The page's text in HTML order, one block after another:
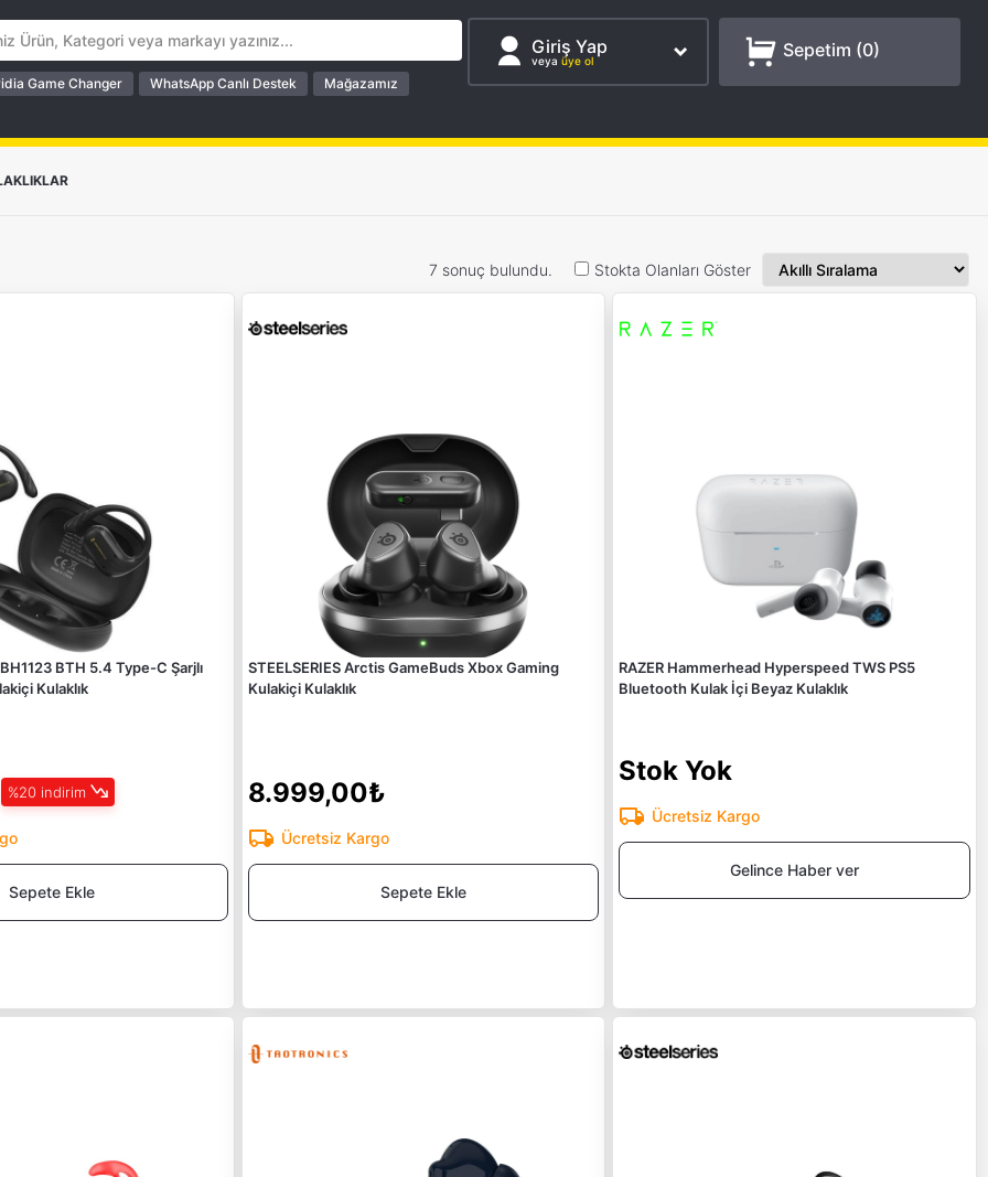
Game Changer WhatsApp Canlı Destek
Mağazamız
Giriş Yap
veya üye ol Sepetim (0)
7 sonuç bulundu. Stokta Olanları Göster
BTH 5.4 Type-C Şarjlı
Kulaklık
%20 indirim
Sepete Ekle
STEELSERIES Arctis GameBuds Xbox Gaming
Kulakiçi Kulaklık
8.999,00₺
Ücretsiz Kargo
Sepete Ekle
RAZER Hammerhead Hyperspeed TWS PS5
Bluetooth Kulak İçi Beyaz Kulaklık
Stok Yok
Ücretsiz Kargo
Gelince Haber ver